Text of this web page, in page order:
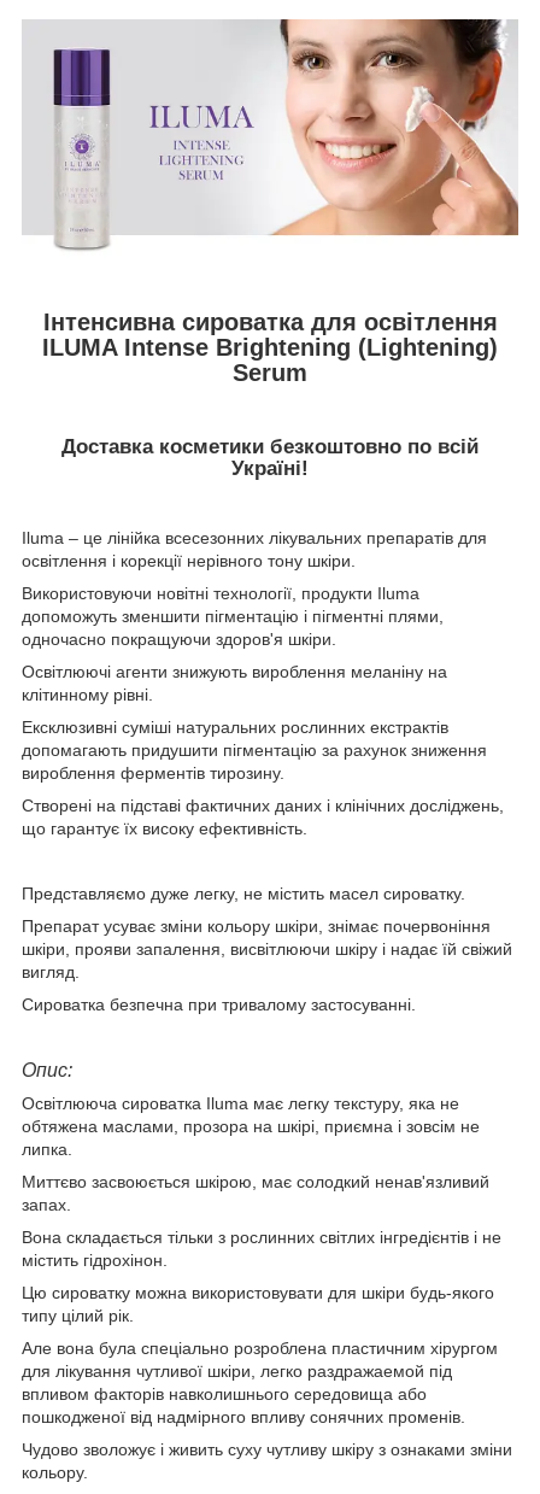
Інтенсивна сироватка для освітлення
ILUMA Intense Brightening (Lightening)
Serum
Доставка косметики безкоштовно по всій
Україні!
Iluma – це лінійка всесезонних лікувальних препаратів для
освітлення і корекції нерівного тону шкіри.
Використовуючи новітні технології, продукти Iluma
допоможуть зменшити пігментацію і пігментні плями,
одночасно покращуючи здоров'я шкіри.
Освітлюючі агенти знижують вироблення меланіну на
клітинному рівні.
Ексклюзивні суміші натуральних рослинних екстрактів
допомагають придушити пігментацію за рахунок зниження
вироблення ферментів тирозину.
Створені на підставі фактичних даних і клінічних досліджень,
що гарантує їх високу ефективність.
Представляємо дуже легку, не містить масел сироватку.
Препарат усуває зміни кольору шкіри, знімає почервоніння
шкіри, прояви запалення, висвітлюючи шкіру і надає їй свіжий
вигляд.
Сироватка безпечна при тривалому застосуванні.
Опис:
Освітлююча сироватка Iluma має легку текстуру, яка не
обтяжена маслами, прозора на шкірі, приємна і зовсім не
липка.
Миттєво засвоюється шкірою, має солодкий ненав'язливий
запах.
Вона складається тільки з рослинних світлих інгредієнтів і не
містить гідрохінон.
Цю сироватку можна використовувати для шкіри будь-якого
типу цілий рік.
Але вона була спеціально розроблена пластичним хірургом
для лікування чутливої шкіри, легко раздражаемой під
впливом факторів навколишнього середовища або
пошкодженої від надмірного впливу сонячних променів.
Чудово зволожує і живить суху чутливу шкіру з ознаками зміни
кольору.